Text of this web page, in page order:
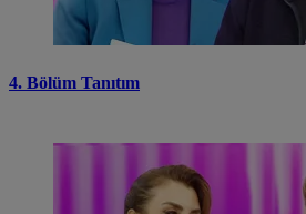
4. Bölüm Tanıtım